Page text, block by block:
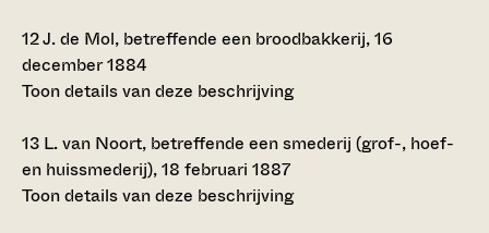
12J. de Mol, betreffende een broodbakkerij, 16
december 1884
Toon details van deze beschrijving
13 L. van Noort, betreffende een smederij (grof-, hoef-
en huissmederij), 18 februari 1887
Toon details van deze beschrijving